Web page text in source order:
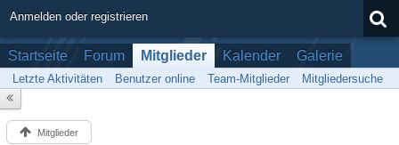
Anmelden oder registrieren
Startseite Forum Mitglieder Kalender Galerie
Letzte Aktivitäten Benutzer online Team-Mitglieder Mitgliedersuche
Mitglieder